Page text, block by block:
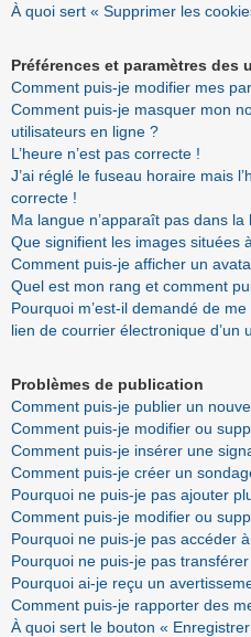
À quoi sert « Supprimer les
Préférences et paramètres des
Comment puis-je modifier mes
Comment puis-je masquer mon
utilisateurs en ligne ?
L’heure n’est pas correcte !
J’ai réglé le fuseau horaire mais
correcte !
Ma langue n’apparaît pas dans la
Que signifient les images situées
Comment puis-je afficher un
Quel est mon rang et comment
Pourquoi m’est-il demandé de
lien de courrier électronique d’un
Problèmes de publication
Comment puis-je publier un
Comment puis-je modifier ou
Comment puis-je insérer une
Comment puis-je créer un
Pourquoi ne puis-je pas ajouter
Comment puis-je modifier ou
Pourquoi ne puis-je pas accéder
Pourquoi ne puis-je pas
Pourquoi ai-je reçu un
Comment puis-je rapporter des
À quoi sert le bouton «